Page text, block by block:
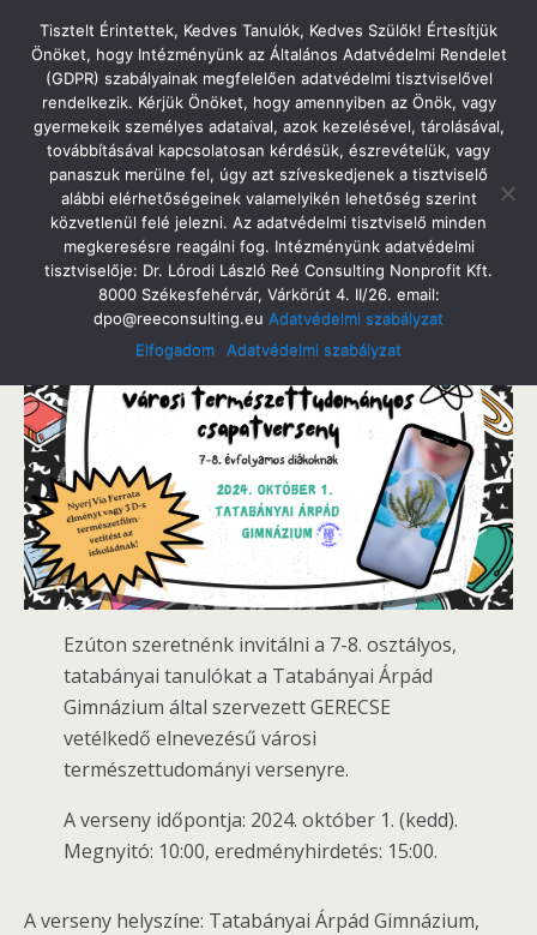
Tatabányai Árpád Gimnázium
2024. Szeptember 17. Kedd
Városi Természettudományi Vetélkedő
Megosztás Tweet Pin Email SMS
Ezúton szeretnénk invitálni a 7-8. osztályos,
tatabányai tanulókat a Tatabányai Árpád
Gimnázium által szervezett GERECSE
vetélkedő elnevezésű városi
természettudományi versenyre.
A verseny időpontja: 2024. október 1. (kedd).
Megnyitó: 10:00, eredményhirdetés: 15:00.
A verseny helyszíne: Tatabányai Árpád Gimnázium,
Tisztelt Érintettek, Kedves Tanulók, Kedves Szülők! Értesítjük
Önöket, hogy Intézményünk az Általános Adatvédelmi Rendelet
(GDPR) szabályainak megfelelően adatvédelmi tisztviselővel
rendelkezik. Kérjük Önöket, hogy amennyiben az Önök, vagy
gyermekeik személyes adataival, azok kezelésével, tárolásával,
továbbításával kapcsolatosan kérdésük, észrevételük, vagy
panaszuk merülne fel, úgy azt szíveskedjenek a tisztviselő
alábbi elérhetőségeinek valamelyikén lehetőség szerint
közvetlenül felé jelezni. Az adatvédelmi tisztviselő minden
megkeresésre reagálni fog. Intézményünk adatvédelmi
tisztviselője: Dr. Lórodi László Reé Consulting Nonprofit Kft.
8000 Székesfehérvár, Várkörút 4. II/26. email:
dpo@reeconsulting.eu Adatvédelmi szabályzat
Elfogadom
Adatvédelmi szabályzat